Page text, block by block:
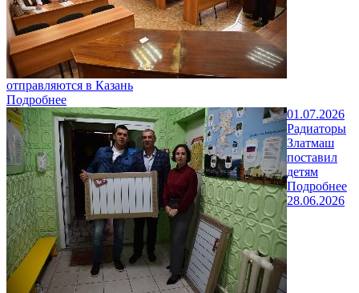
отправляются в Казань
Подробнее
01.07.2026
Радиаторы
Златмаш
поставил
детям
Подробнее
28.06.2026